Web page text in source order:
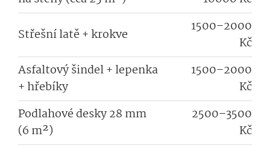
Střešní latě + krokve
1500–2000
Kč
Asfaltový šindel + lepenka
+ hřebíky
1500–2000
Kč
Podlahové desky 28 mm
(6 m²)
2500–3500
Kč